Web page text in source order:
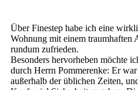
Über Finestep habe ich eine
Wohnung mit einem traumhaften
rundum zufrieden.
Besonders hervorheben möchte
durch Herrn Pommerenke: Er
außerhalb der üblichen Zeiten,